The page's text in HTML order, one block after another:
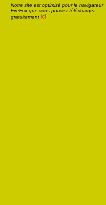
Notre site est optimisé pour le navigateur
FireFox que vous pouvez télécharger
gratuitement ici